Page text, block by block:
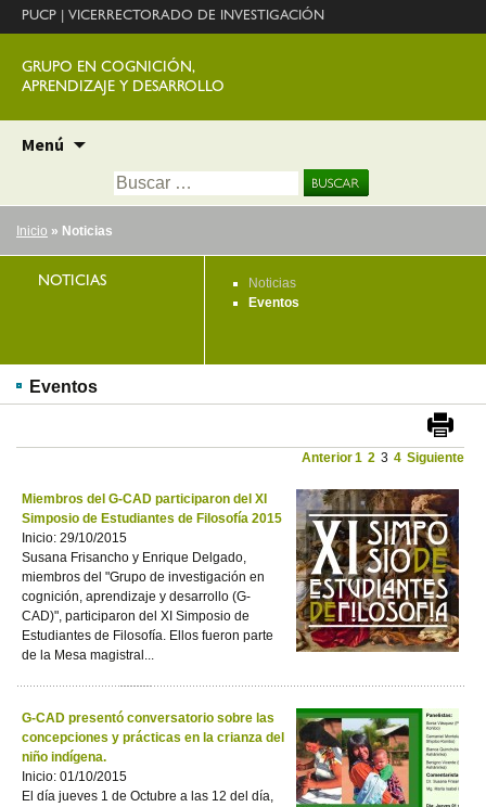
PUCP VICERRECTORADO DE INVESTIGACIÓN
GRUPO EN COGNICIÓN,
APRENDIZAJE Y DESARROLLO
Menú
contenido
Buscar:
Inicio » Noticias
NOTICIAS
Noticias
Eventos
Eventos
Anterior1 2 3 4 Siguiente
Miembros del G-CAD participaron del XI
Simposio de Estudiantes de Filosofía 2015
Inicio: 29/10/2015
Susana Frisancho y Enrique Delgado,
miembros del "Grupo de investigación en
cognición, aprendizaje y desarrollo (G-
CAD)", participaron del XI Simposio de
Estudiantes de Filosofía. Ellos fueron parte
de la Mesa magistral...
G-CAD presentó conversatorio sobre las
concepciones y prácticas en la crianza del
niño indígena.
Inicio: 01/10/2015
El día jueves 1 de Octubre a las 12 del día,